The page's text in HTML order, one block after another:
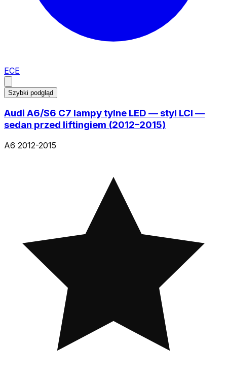
ECE
Szybki podgląd
Audi A6/S6 C7 lampy tylne LED — styl LCI —
sedan przed liftingiem (2012–2015)
A6 2012-2015